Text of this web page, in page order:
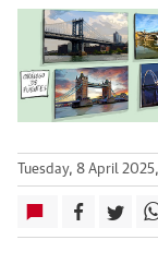
Tuesday, 8 April